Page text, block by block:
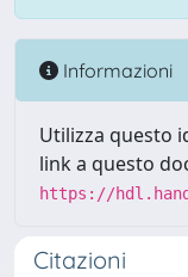
Informazioni
Utilizza questo
link a questo
https://
Citazioni